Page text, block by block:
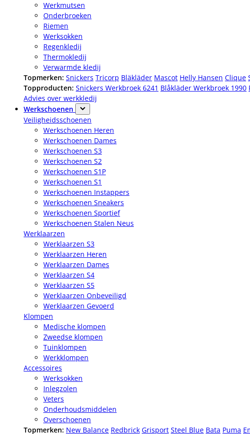
Werkmutsen
Onderbroeken
Riemen
Werksokken
Regenkledij
Thermokledij
Verwarmde kledij
Topmerken: Snickers Tricorp Bläkläder Mascot Helly Hansen Clique
Topproducten: Snickers Werkbroek 6241 Blåkläder Werkbroek 1990
Advies over werkkledij
Werkschoenen
Veiligheidsschoenen
Werkschoenen Heren
Werkschoenen Dames
Werkschoenen S3
Werkschoenen S2
Werkschoenen S1P
Werkschoenen S1
Werkschoenen Instappers
Werkschoenen Sneakers
Werkschoenen Sportief
Werkschoenen Stalen Neus
Werklaarzen
Werklaarzen S3
Werklaarzen Heren
Werklaarzen Dames
Werklaarzen S4
Werklaarzen S5
Werklaarzen Onbeveiligd
Werklaarzen Gevoerd
Klompen
Medische klompen
Zweedse klompen
Tuinklompen
Werkklompen
Accessoires
Werksokken
Inlegzolen
Veters
Onderhoudsmiddelen
Overschoenen
Topmerken: New Balance Redbrick Grisport Steel Blue Bata Puma